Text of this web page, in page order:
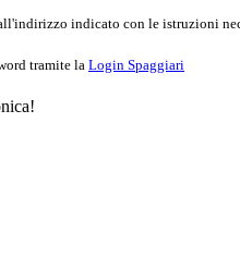
indicato con le istruzioni
tramite la Login Spaggiari